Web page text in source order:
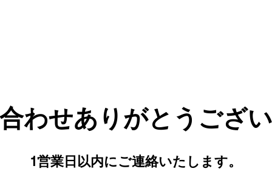
わせありがとうござ
1営業日以内にご連絡いたします。